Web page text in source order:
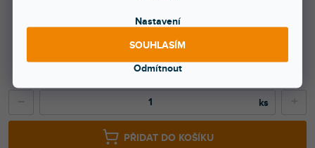
Nastavení
Odmítnout
SOUHLASÍM
42 Kč
PŘIDAT DO KOŠÍKU